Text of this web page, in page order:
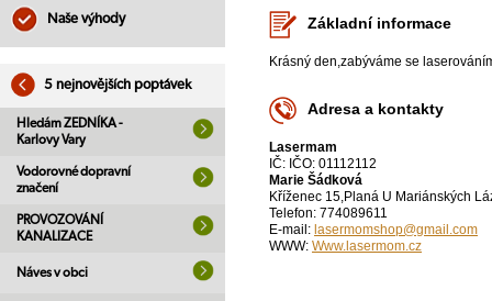
Naše výhody
5 nejnovějších poptávek
Hledám ZEDNÍKA -
Karlovy Vary
Vodorovné dopravní
značení
PROVOZOVÁNÍ
KANALIZACE
Náves v obci
Základní informace
Krásný den,zabýváme se
Adresa a kontakty
Lasermam
IČ: IČO: 01112112
Marie Šádková
Kříženec 15,Planá U Mariánských
Telefon: 774089611
E-mail: lasermomshop@gmail.com
WWW: Www.lasermom.cz